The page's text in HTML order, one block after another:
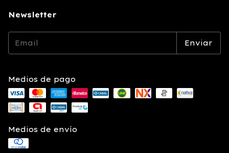
Newsletter
Medios de pago
Medios de envío